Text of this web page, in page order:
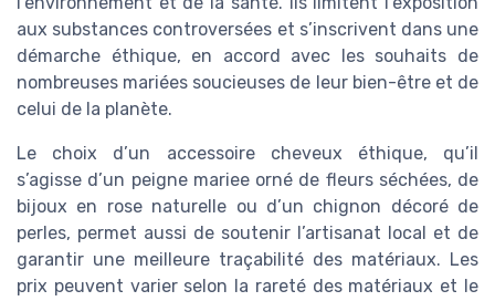
aux substances controversées et s’inscrivent dans une
démarche éthique, en accord avec les souhaits de
nombreuses mariées soucieuses de leur bien-être et de
celui de la planète.
Le choix d’un accessoire cheveux éthique, qu’il
s’agisse d’un peigne mariee orné de fleurs séchées, de
bijoux en rose naturelle ou d’un chignon décoré de
perles, permet aussi de soutenir l’artisanat local et de
garantir une meilleure traçabilité des matériaux. Les
prix peuvent varier selon la rareté des matériaux et le